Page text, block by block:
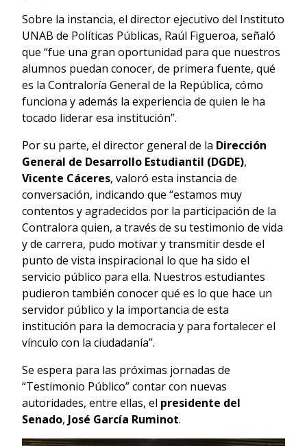
Sobre la instancia, el director ejecutivo del Instituto
UNAB de Políticas Públicas, Raúl Figueroa, señaló
que “fue una gran oportunidad para que nuestros
alumnos puedan conocer, de primera fuente, qué
es la Contraloría General de la República, cómo
funciona y además la experiencia de quien le ha
tocado liderar esa institución”.
Por su parte, el director general de la Dirección
General de Desarrollo Estudiantil (DGDE),
Vicente Cáceres, valoró esta instancia de
conversación, indicando que “estamos muy
contentos y agradecidos por la participación de la
Contralora quien, a través de su testimonio de vida
y de carrera, pudo motivar y transmitir desde el
punto de vista inspiracional lo que ha sido el
servicio público para ella. Nuestros estudiantes
pudieron también conocer qué es lo que hace un
servidor público y la importancia de esta
institución para la democracia y para fortalecer el
vínculo con la ciudadanía”.
Se espera para las próximas jornadas de
“Testimonio Público” contar con nuevas
autoridades, entre ellas, el presidente del
Senado, José García Ruminot.